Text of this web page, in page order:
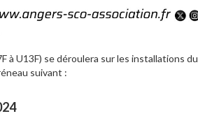
U13F) se déroulera sur les installations du
suivant :